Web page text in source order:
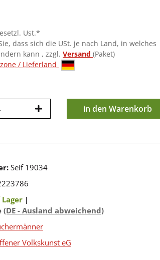
Ust.*
dass sich die USt. je nach Land, in welches
kann , zzgl. Versand (Paket)
/ Lieferland
in den Warenkorb
Seif 19034
|
(DE - Ausland abweichend)
Volkskunst eG